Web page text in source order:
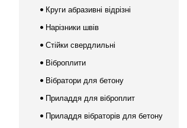
Круги абразивні відрізні
Нарізники швів
Стійки свердлильні
Віброплити
Вібратори для бетону
Приладдя для віброплит
Приладдя вібраторів для бетону